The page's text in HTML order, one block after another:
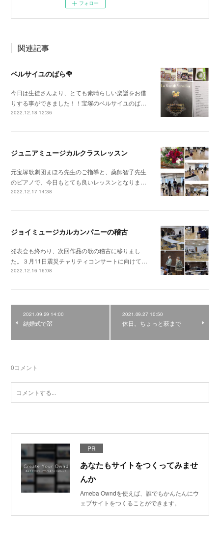
フォロー
関連記事
ベルサイユのばら🌹
今日は生徒さんより、とても素晴らしい楽譜をお借
りする事ができました！！宝塚のベルサイユのば…
2022.12.18 12:36
ジュニアミュージカルクラスレッスン
元宝塚歌劇団まほろ先生のご指導と、薬師智子先生
のピアノで、今日もとても良いレッスンとなりま…
2022.12.17 14:38
ジョイミュージカルカンパニーの稽古
発表会も終わり、次回作品の歌の稽古に移りまし
た。３月11日震災チャリティコンサートに向けて…
2022.12.16 16:08
2021.09.29 14:00
結婚式で💒
2021.09.27 10:50
休日。ちょっと萩まで
0コメント
PR
あなたもサイトをつくってみませ
んか
Ameba Owndを使えば、誰でもかんたんにウ
ェブサイトをつくることができます。